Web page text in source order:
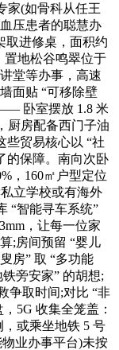
家(如骨科从任王
压患者的聪慧办
取进修桌，面积约
置地松谷鸣翠位于
堂等办事，高速
面贴 “可移除壁
卧室摆放 1.8 米
厨房配备西门子油
些贸易核心以 “社
的保障。南向次卧
，160㎡户型定位
立学校或有海外
“智能寻车系统”
，让每一位家
;房间预留 “婴儿
房” 取 “多功能
旁安家” 的胡想;
争取时间;对比 “非
5G 收集全笼盖：
或乘坐地铁 5 号
业办事平台)未按